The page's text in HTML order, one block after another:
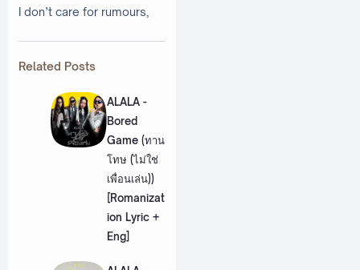
I don’t care for rumours,
Related Posts
ALALA -
Bored
Game (ทาน
โทษ (ไม่ใช่
เพื่อนเล่น))
[Romanizat
ion Lyric +
Eng]